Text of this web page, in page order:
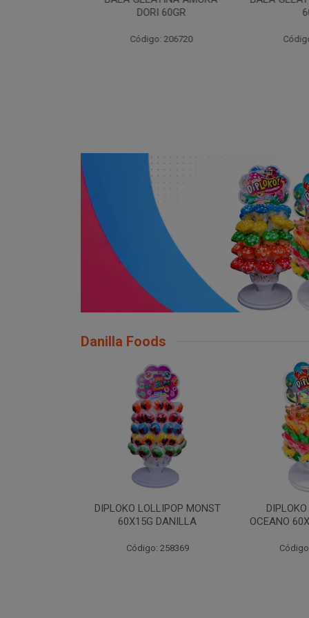
DORI 60GR
Código: 206720
Danilla Foods
DIPLOKO LOLLIPOP
OCEANO 60X15G DANILLA
Código: 258620
DIPLOKO
POP